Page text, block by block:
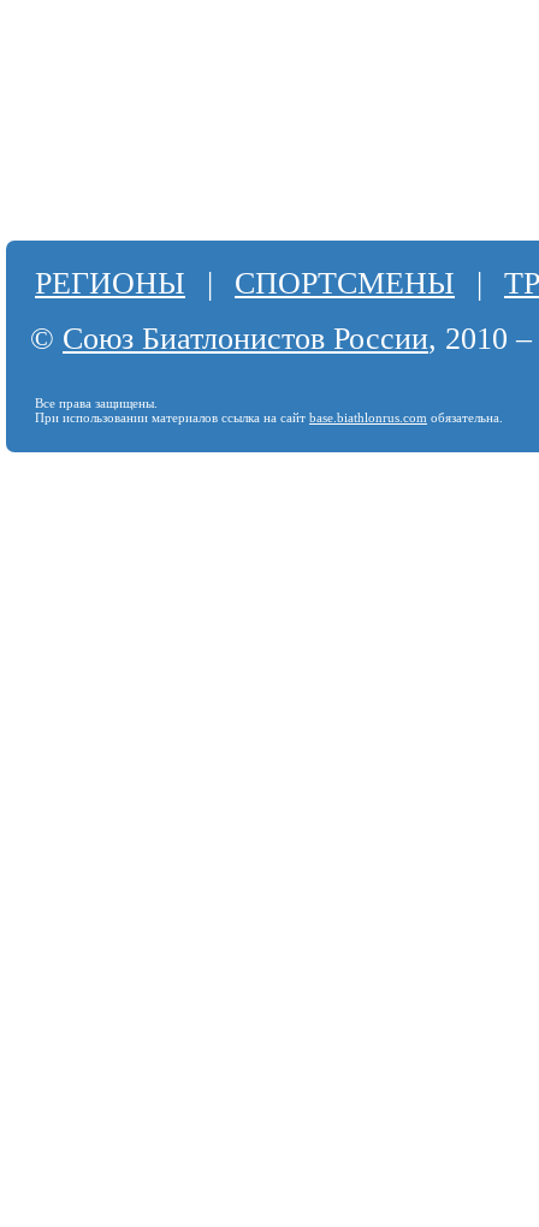
РЕГИОНЫ | СПОРТСМЕНЫ |
© Союз Биатлонистов России, 2010
Все права защищены.
При использовании материалов ссылка на сайт base.biathlonrus.com обязательна.